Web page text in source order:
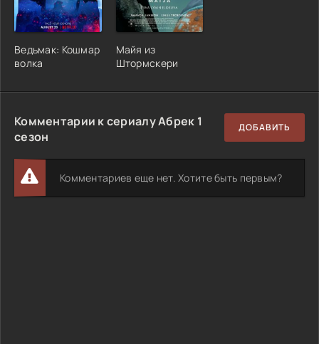
Ведьмак: Кошмар
волка
Майя из
Штормскери
Комментарии к сериалу Абрек 1
сезон
ДОБАВИТЬ
Комментариев еще нет. Хотите быть первым?